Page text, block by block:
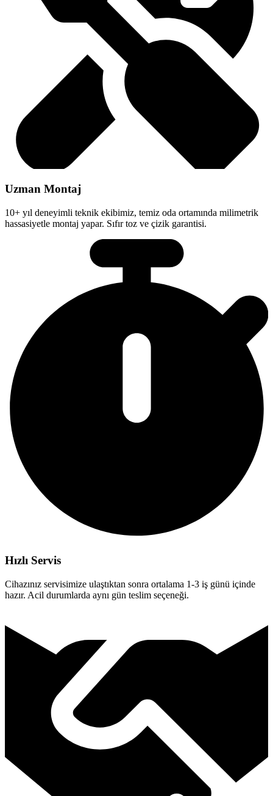
Uzman Montaj
10+ yıl deneyimli teknik ekibimiz, temiz oda ortamında milimetrik
hassasiyetle montaj yapar. Sıfır toz ve çizik garantisi.
Hızlı Servis
Cihazınız servisimize ulaştıktan sonra ortalama 1-3 iş günü içinde
hazır. Acil durumlarda aynı gün teslim seçeneği.